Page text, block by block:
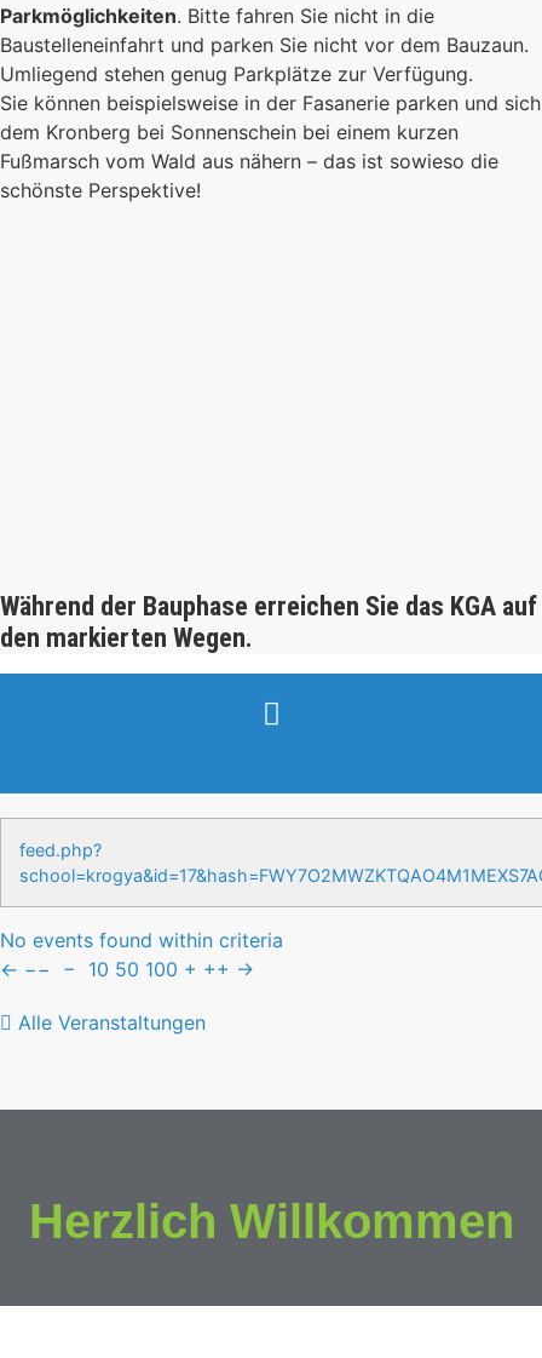
Parkmöglichkeiten. Bitte fahren Sie nicht in die
Baustelleneinfahrt und parken Sie nicht vor dem Bauzaun.
Umliegend stehen genug Parkplätze zur Verfügung.
Sie können beispielsweise in der Fasanerie parken und sich
dem Kronberg bei Sonnenschein bei einem kurzen
Fußmarsch vom Wald aus nähern – das ist sowieso die
schönste Perspektive!
Während der Bauphase erreichen Sie das KGA auf
den markierten Wegen.
feed.php?
No events found within criteria
← −− − 10 50 100 + ++ →
Alle Veranstaltungen
Herzlich Willkommen